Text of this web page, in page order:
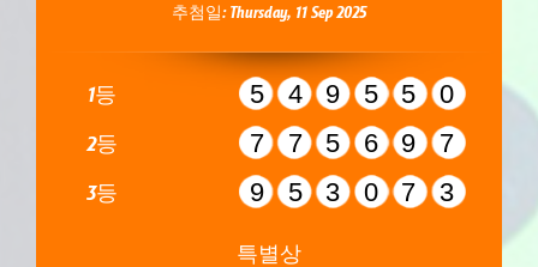
추첨일: Thursday, 11 Sep 2025
1등 549550
2등 775697
3등 953073
특별상